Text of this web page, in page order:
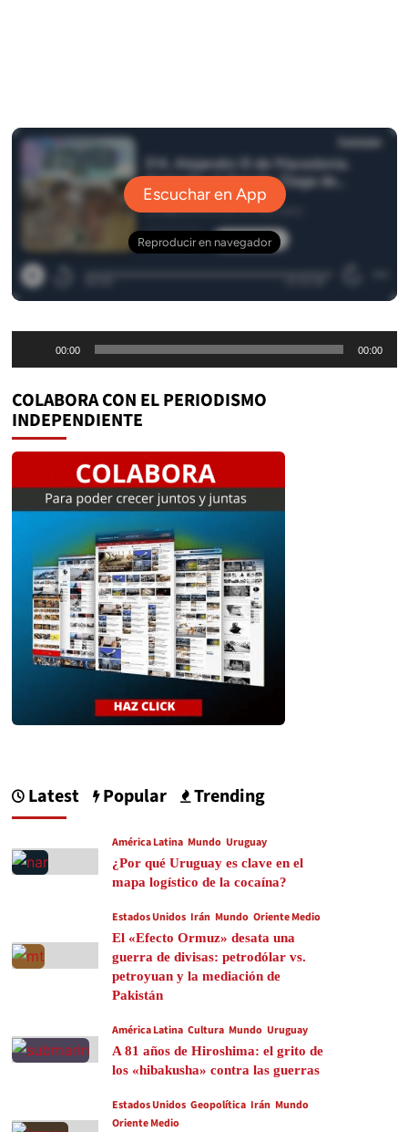
Reproductor
de
audio
00:00 00:00
COLABORA CON EL PERIODISMO
INDEPENDIENTE
Latest Popular Trending
América Latina Mundo Uruguay
¿Por qué Uruguay es clave en el
mapa logístico de la cocaína?
Estados Unidos Irán Mundo Oriente Medio
El «Efecto Ormuz» desata una
guerra de divisas: petrodólar vs.
petroyuan y la mediación de
Pakistán
América Latina Cultura Mundo Uruguay
A 81 años de Hiroshima: el grito de
los «hibakusha» contra las guerras
Estados Unidos Geopolítica Irán Mundo
Oriente Medio